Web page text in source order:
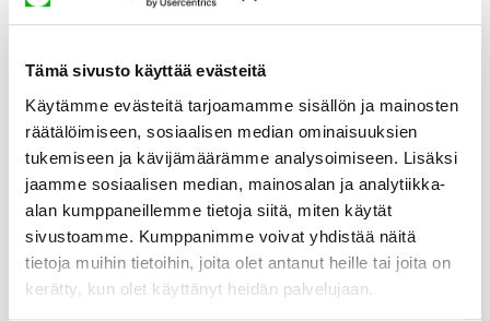
Tämä sivusto käyttää evästeitä
Käytämme evästeitä tarjoamamme sisällön ja mainosten
räätälöimiseen, sosiaalisen median ominaisuuksien
tukemiseen ja kävijämäärämme analysoimiseen. Lisäksi
jaamme sosiaalisen median, mainosalan ja analytiikka-
alan kumppaneillemme tietoja siitä, miten käytät
sivustoamme. Kumppanimme voivat yhdistää näitä
tietoja muihin tietoihin, joita olet antanut heille tai joita on
kerätty, kun olet käyttänyt heidän palvelujaan.